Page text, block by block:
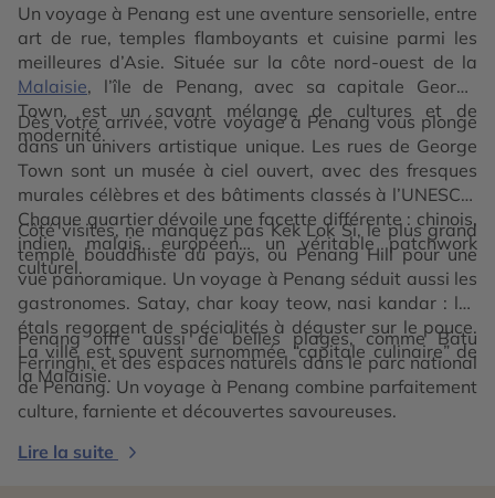
Un voyage à Penang est une aventure sensorielle, entre
art de rue, temples flamboyants et cuisine parmi les
meilleures d’Asie. Située sur la côte nord-ouest de la
Malaisie, l’île de Penang, avec sa capitale George
Town, est un savant mélange de cultures et de
modernité.
Dès votre arrivée, votre voyage à Penang vous plonge
dans un univers artistique unique. Les rues de George
Town sont un musée à ciel ouvert, avec des fresques
murales célèbres et des bâtiments classés à l’UNESCO.
Chaque quartier dévoile une facette différente : chinois,
indien, malais, européen… un véritable patchwork
culturel.
Côté visites, ne manquez pas Kek Lok Si, le plus grand
temple bouddhiste du pays, ou Penang Hill pour une
vue panoramique. Un voyage à Penang séduit aussi les
gastronomes. Satay, char koay teow, nasi kandar : les
étals regorgent de spécialités à déguster sur le pouce.
La ville est souvent surnommée “capitale culinaire” de
la Malaisie.
Penang offre aussi de belles plages, comme Batu
Ferringhi, et des espaces naturels dans le parc national
de Penang. Un voyage à Penang combine parfaitement
culture, farniente et découvertes savoureuses.
Lire la suite